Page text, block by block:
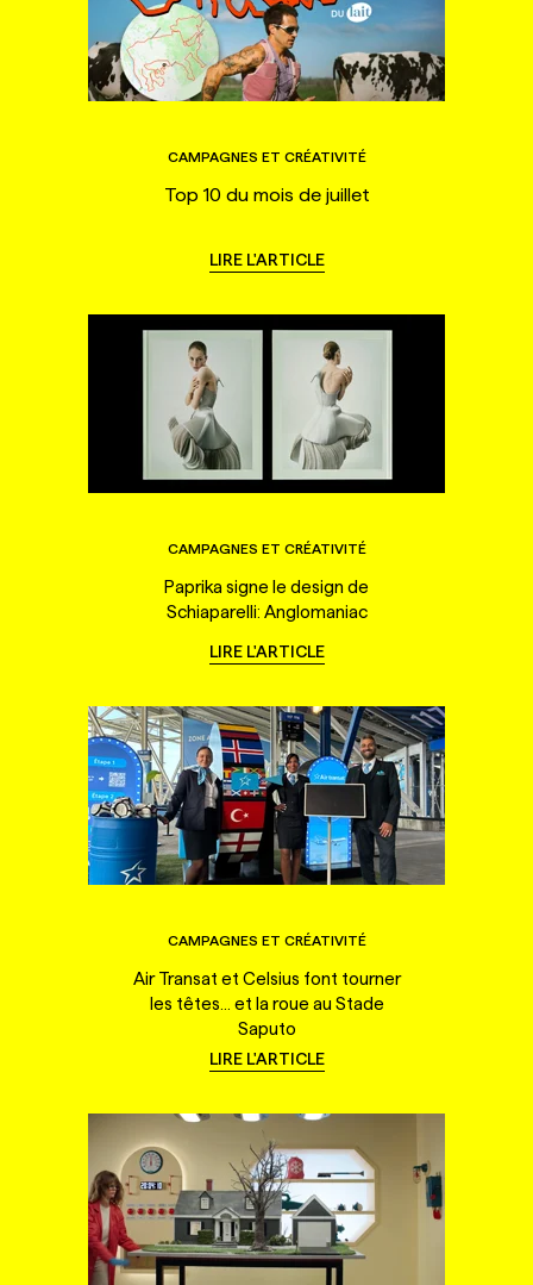
CAMPAGNES ET CRÉATIVITÉ
Top 10 du mois de juillet
LIRE L'ARTICLE
CAMPAGNES ET CRÉATIVITÉ
Paprika signe le design de
Schiaparelli: Anglomaniac
LIRE L'ARTICLE
CAMPAGNES ET CRÉATIVITÉ
Air Transat et Celsius font tourner
les têtes... et la roue au Stade
Saputo
LIRE L'ARTICLE